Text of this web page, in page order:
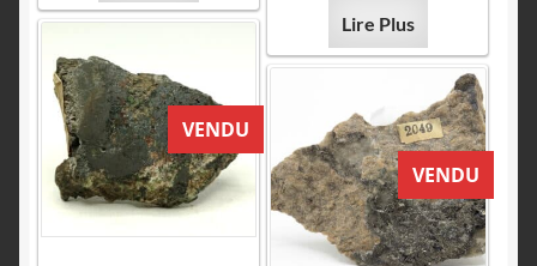
Lire Plus
VENDU
VENDU